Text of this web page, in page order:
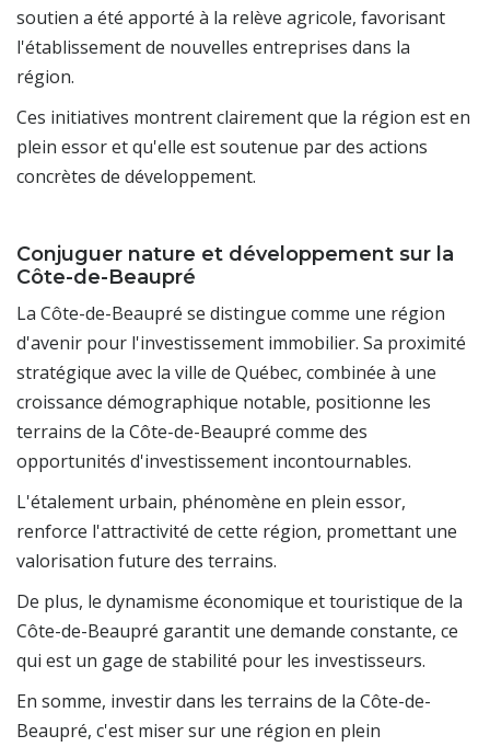
soutien a été apporté à la relève agricole, favorisant
l'établissement de nouvelles entreprises dans la
région.
Ces initiatives montrent clairement que la région est en
plein essor et qu'elle est soutenue par des actions
concrètes de développement.
Conjuguer nature et développement sur la
Côte-de-Beaupré
La Côte-de-Beaupré se distingue comme une région
d'avenir pour l'investissement immobilier. Sa proximité
stratégique avec la ville de Québec, combinée à une
croissance démographique notable, positionne les
terrains de la Côte-de-Beaupré comme des
opportunités d'investissement incontournables.
L'étalement urbain, phénomène en plein essor,
renforce l'attractivité de cette région, promettant une
valorisation future des terrains.
De plus, le dynamisme économique et touristique de la
Côte-de-Beaupré garantit une demande constante, ce
qui est un gage de stabilité pour les investisseurs.
En somme, investir dans les terrains de la Côte-de-
Beaupré, c'est miser sur une région en plein